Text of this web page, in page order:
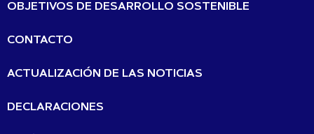
OBJETIVOS DE DESARROLLO SOSTENIBLE
CONTACTO
ACTUALIZACIÓN DE LAS NOTICIAS
DECLARACIONES